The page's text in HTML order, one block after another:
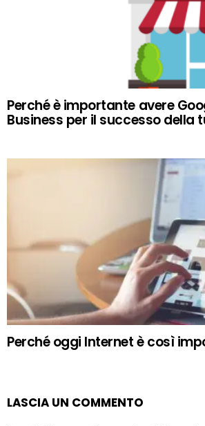
Perché è importante avere
Business per il successo della
Perché oggi Internet è così
LASCIA UN COMMENTO